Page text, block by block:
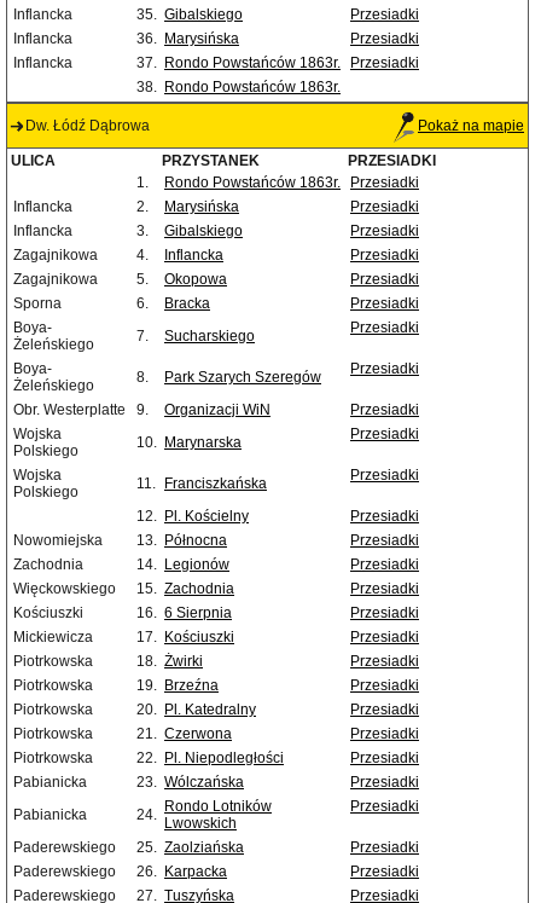
Inflancka
35. Gibalskiego
Przesiadki
Inflancka
36. Marysińska
Przesiadki
Inflancka
37. Rondo Powstańców 1863r.
Przesiadki
38. Rondo Powstańców 1863r.
Dw. Łódź Dąbrowa Pokaż na mapie
ULICA PRZYSTANEK
PRZESIADKI
1.
Rondo Powstańców 1863r.
Przesiadki
Inflancka
2. Marysińska
Przesiadki
Inflancka
3. Gibalskiego
Przesiadki
Zagajnikowa
4. Inflancka
Przesiadki
Zagajnikowa
5. Okopowa
Przesiadki
Sporna
6. Bracka
Przesiadki
Boya-
Żeleńskiego
7. Sucharskiego Przesiadki
Boya-
Żeleńskiego
8. Park Szarych Szeregów Przesiadki
Obr. Westerplatte 9. Organizacji WiN
Przesiadki
Wojska
Polskiego
10. Marynarska Przesiadki
Wojska
Polskiego
11. Franciszkańska Przesiadki
12. Pl. Kościelny
Przesiadki
Nowomiejska
13. Północna
Przesiadki
Zachodnia
14. Legionów
Przesiadki
Więckowskiego
15. Zachodnia
Przesiadki
Kościuszki
16. 6 Sierpnia
Przesiadki
Mickiewicza
17. Kościuszki
Przesiadki
Piotrkowska
18. Żwirki
Przesiadki
Piotrkowska
19. Brzeźna
Przesiadki
Piotrkowska
20. Pl. Katedralny
Przesiadki
Piotrkowska
21. Czerwona
Przesiadki
Piotrkowska
22. Pl. Niepodległości
Przesiadki
Pabianicka
23. Wólczańska
Przesiadki
Pabianicka
24. Rondo Lotników
Lwowskich
Przesiadki
Paderewskiego 25. Zaolziańska
Przesiadki
Paderewskiego
26. Karpacka
Przesiadki
Paderewskiego
27. Tuszyńska Przesiadki